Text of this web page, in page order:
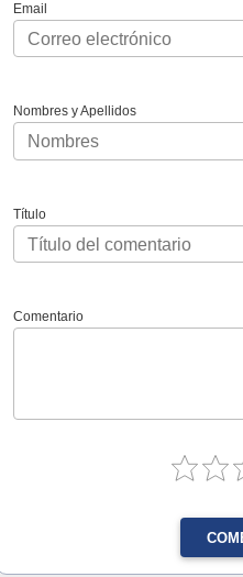
Email
Nombres y Apellidos
Título
Comentario